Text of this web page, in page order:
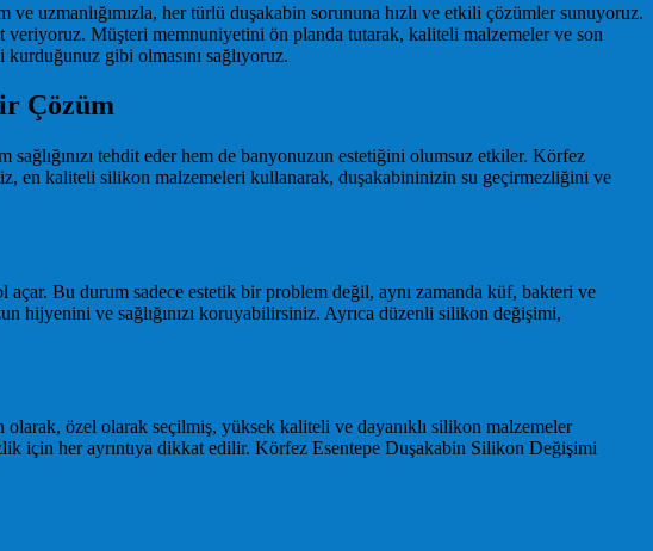
uzmanlığımızla, her türlü duşakabin sorununa hızlı ve etkili çözümler sunuyoruz.
Müşteri memnuniyetini ön planda tutarak, kaliteli malzemeler ve son
gibi olmasını sağlıyoruz.
Çözüm
tehdit eder hem de banyonuzun estetiğini olumsuz etkiler. Körfez
en kaliteli silikon malzemeleri kullanarak, duşakabininizin su geçirmezliğini ve
açar. Bu durum sadece estetik bir problem değil, aynı zamanda küf, bakteri ve
hijyenini ve sağlığınızı koruyabilirsiniz. Ayrıca düzenli silikon değişimi,
özel olarak seçilmiş, yüksek kaliteli ve dayanıklı silikon malzemeler
için her ayrıntıya dikkat edilir. Körfez Esentepe Duşakabin Silikon Değişimi